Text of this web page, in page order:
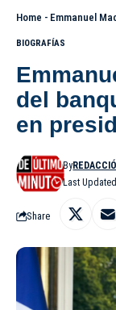
Home - Emmanuel
BIOGRAFÍAS
del
en
Last
By
Share